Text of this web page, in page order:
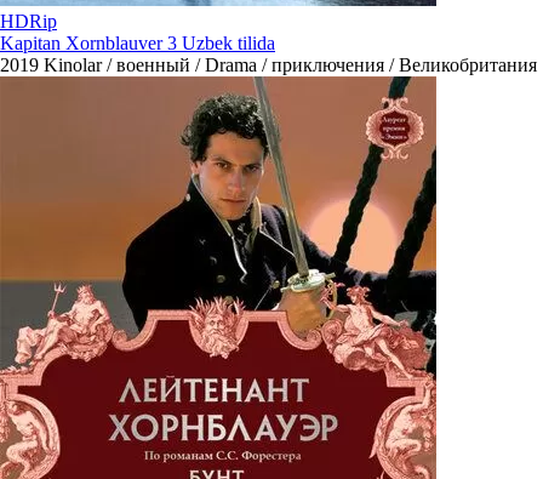
HDRip
Kapitan Xornblauver 3 Uzbek tilida
2019 Kinolar / военный / Drama / приключения / Великобритания